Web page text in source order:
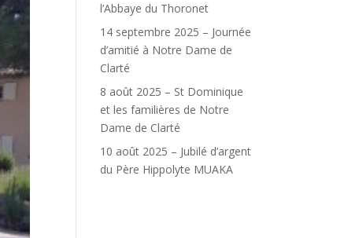
l’Abbaye du Thoronet
14 septembre 2025 – Journée
d’amitié à Notre Dame de
Clarté
8 août 2025 – St Dominique
et les familières de Notre
Dame de Clarté
10 août 2025 – Jubilé d’argent
du Père Hippolyte MUAKA